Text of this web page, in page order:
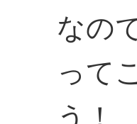
なの
って
う！